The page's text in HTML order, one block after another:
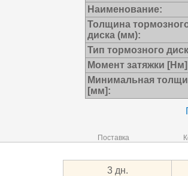
Наименование:
Толщина
диска (мм):
Тип тормозного
Момент затяжки
Минимальная
[мм]:
Поставка
3 дн.